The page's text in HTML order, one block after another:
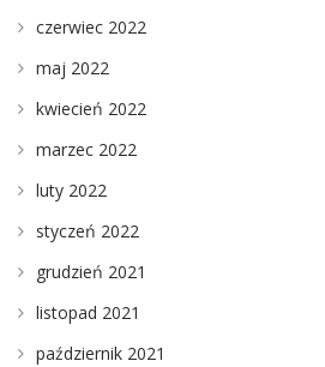
czerwiec 2022
maj 2022
kwiecień 2022
marzec 2022
luty 2022
styczeń 2022
grudzień 2021
listopad 2021
październik 2021